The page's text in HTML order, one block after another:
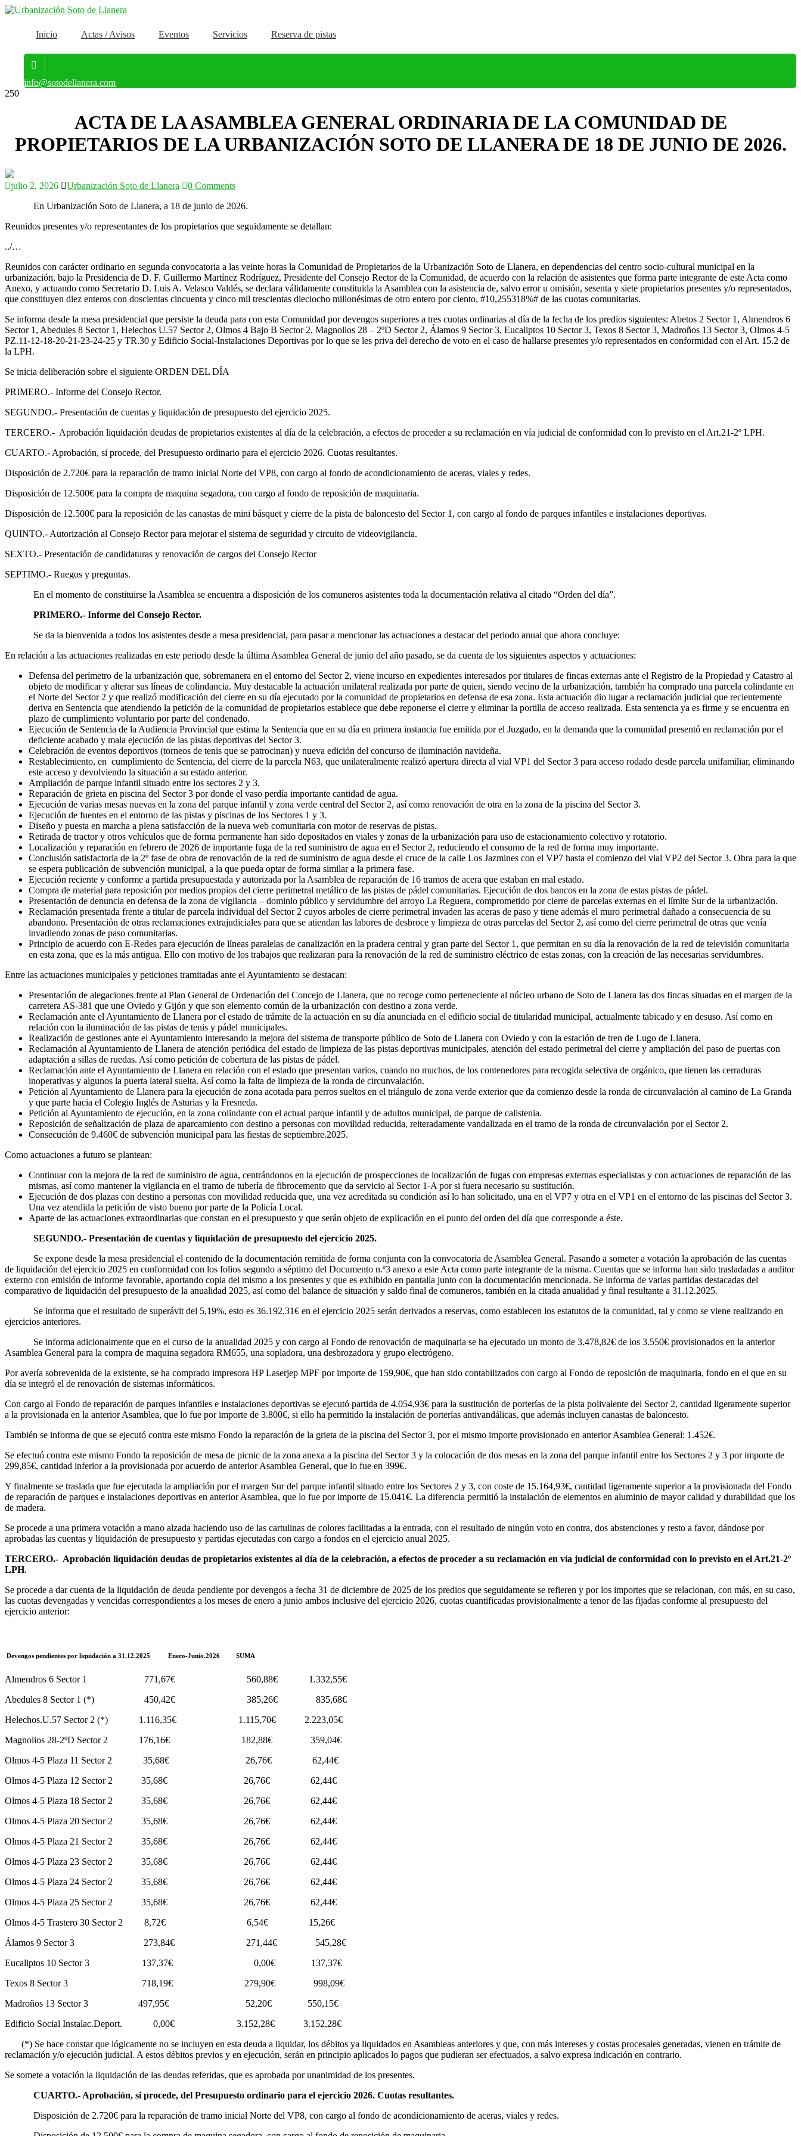
Inicio Actas / Avisos Eventos Servicios Reserva de pistas
info@sotodellanera.com
250
ACTA DE LA ASAMBLEA GENERAL ORDINARIA DE LA COMUNIDAD DE
PROPIETARIOS DE LA URBANIZACIÓN SOTO DE LLANERA DE 18 DE JUNIO DE 2026.
julio 2, 2026 Urbanización Soto de Llanera
0 Comments
En Urbanización Soto de Llanera, a 18 de junio de 2026.
Reunidos presentes y/o representantes de los propietarios que seguidamente se detallan:
../…
Reunidos con carácter ordinario en segunda convocatoria a las veinte horas la Comunidad de Propietarios de la Urbanización Soto de Llanera, en dependencias del centro socio-cultural municipal en la
urbanización, bajo la Presidencia de D. F. Guillermo Martínez Rodríguez, Presidente del Consejo Rector de la Comunidad, de acuerdo con la relación de asistentes que forma parte integrante de este Acta como
Anexo, y actuando como Secretario D. Luis A. Velasco Valdés, se declara válidamente constituida la Asamblea con la asistencia de, salvo error u omisión, sesenta y siete propietarios presentes y/o representados,
que constituyen diez enteros con doscientas cincuenta y cinco mil trescientas dieciocho millonésimas de otro entero por ciento, #10,255318%# de las cuotas comunitarias.
Se informa desde la mesa presidencial que persiste la deuda para con esta Comunidad por devengos superiores a tres cuotas ordinarias al día de la fecha de los predios siguientes: Abetos 2 Sector 1, Almendros 6
Sector 1, Abedules 8 Sector 1, Helechos U.57 Sector 2, Olmos 4 Bajo B Sector 2, Magnolios 28 – 2ºD Sector 2, Álamos 9 Sector 3, Eucaliptos 10 Sector 3, Texos 8 Sector 3, Madroños 13 Sector 3, Olmos 4-5
PZ.11-12-18-20-21-23-24-25 y TR.30 y Edificio Social-Instalaciones Deportivas por lo que se les priva del derecho de voto en el caso de hallarse presentes y/o representados en conformidad con el Art. 15.2 de
la LPH.
Se inicia deliberación sobre el siguiente ORDEN DEL DÍA
PRIMERO.- Informe del Consejo Rector.
SEGUNDO.- Presentación de cuentas y liquidación de presupuesto del ejercicio 2025.
TERCERO.- Aprobación liquidación deudas de propietarios existentes al día de la celebración, a efectos de proceder a su reclamación en vía judicial de conformidad con lo previsto en el Art.21-2º LPH.
CUARTO.- Aprobación, si procede, del Presupuesto ordinario para el ejercicio 2026. Cuotas resultantes.
Disposición de 2.720€ para la reparación de tramo inicial Norte del VP8, con cargo al fondo de acondicionamiento de aceras, viales y redes.
Disposición de 12.500€ para la compra de maquina segadora, con cargo al fondo de reposición de maquinaria.
Disposición de 12.500€ para la reposición de las canastas de mini básquet y cierre de la pista de baloncesto del Sector 1, con cargo al fondo de parques infantiles e instalaciones deportivas.
QUINTO.- Autorización al Consejo Rector para mejorar el sistema de seguridad y circuito de videovigilancia.
SEXTO.- Presentación de candidaturas y renovación de cargos del Consejo Rector
SEPTIMO.- Ruegos y preguntas.
En el momento de constituirse la Asamblea se encuentra a disposición de los comuneros asistentes toda la documentación relativa al citado “Orden del día”.
PRIMERO.- Informe del Consejo Rector.
Se da la bienvenida a todos los asistentes desde a mesa presidencial, para pasar a mencionar las actuaciones a destacar del periodo anual que ahora concluye:
En relación a las actuaciones realizadas en este periodo desde la última Asamblea General de junio del año pasado, se da cuenta de los siguientes aspectos y actuaciones:
Defensa del perímetro de la urbanización que, sobremanera en el entorno del Sector 2, viene incurso en expedientes interesados por titulares de fincas externas ante el Registro de la Propiedad y Catastro al
objeto de modificar y alterar sus líneas de colindancia. Muy destacable la actuación unilateral realizada por parte de quien, siendo vecino de la urbanización, también ha comprado una parcela colindante en
el Norte del Sector 2 y que realizó modificación del cierre en su día ejecutado por la comunidad de propietarios en defensa de esa zona. Esta actuación dio lugar a reclamación judicial que recientemente
deriva en Sentencia que atendiendo la petición de la comunidad de propietarios establece que debe reponerse el cierre y eliminar la portilla de acceso realizada. Esta sentencia ya es firme y se encuentra en
plazo de cumplimiento voluntario por parte del condenado.
Ejecución de Sentencia de la Audiencia Provincial que estima la Sentencia que en su día en primera instancia fue emitida por el Juzgado, en la demanda que la comunidad presentó en reclamación por el
deficiente acabado y mala ejecución de las pistas deportivas del Sector 3.
Celebración de eventos deportivos (torneos de tenis que se patrocinan) y nueva edición del concurso de iluminación navideña.
Restablecimiento, en cumplimiento de Sentencia, del cierre de la parcela N63, que unilateralmente realizó apertura directa al vial VP1 del Sector 3 para acceso rodado desde parcela unifamiliar, eliminando
este acceso y devolviendo la situación a su estado anterior.
Ampliación de parque infantil situado entre los sectores 2 y 3.
Reparación de grieta en piscina del Sector 3 por donde el vaso perdía importante cantidad de agua.
Ejecución de varias mesas nuevas en la zona del parque infantil y zona verde central del Sector 2, así como renovación de otra en la zona de la piscina del Sector 3.
Ejecución de fuentes en el entorno de las pistas y piscinas de los Sectores 1 y 3.
Diseño y puesta en marcha a plena satisfacción de la nueva web comunitaria con motor de reservas de pistas.
Retirada de tractor y otros vehículos que de forma permanente han sido depositados en viales y zonas de la urbanización para uso de estacionamiento colectivo y rotatorio.
Localización y reparación en febrero de 2026 de importante fuga de la red suministro de agua en el Sector 2, reduciendo el consumo de la red de forma muy importante.
Conclusión satisfactoria de la 2º fase de obra de renovación de la red de suministro de agua desde el cruce de la calle Los Jazmines con el VP7 hasta el comienzo del vial VP2 del Sector 3. Obra para la que
se espera publicación de subvención municipal, a la que pueda optar de forma similar a la primera fase.
Ejecución reciente y conforme a partida presupuestada y autorizada por la Asamblea de reparación de 16 tramos de acera que estaban en mal estado.
Compra de material para reposición por medios propios del cierre perimetral metálico de las pistas de pádel comunitarias. Ejecución de dos bancos en la zona de estas pistas de pádel.
Presentación de denuncia en defensa de la zona de vigilancia – dominio público y servidumbre del arroyo La Reguera, comprometido por cierre de parcelas externas en el límite Sur de la urbanización.
Reclamación presentada frente a titular de parcela individual del Sector 2 cuyos arboles de cierre perimetral invaden las aceras de paso y tiene además el muro perimetral dañado a consecuencia de su
abandono. Presentación de otras reclamaciones extrajudiciales para que se atiendan las labores de desbroce y limpieza de otras parcelas del Sector 2, así como del cierre perimetral de otras que venía
invadiendo zonas de paso comunitarias.
Principio de acuerdo con E-Redes para ejecución de líneas paralelas de canalización en la pradera central y gran parte del Sector 1, que permitan en su día la renovación de la red de televisión comunitaria
en esta zona, que es la más antigua. Ello con motivo de los trabajos que realizaran para la renovación de la red de suministro eléctrico de estas zonas, con la creación de las necesarias servidumbres.
Entre las actuaciones municipales y peticiones tramitadas ante el Ayuntamiento se destacan:
Presentación de alegaciones frente al Plan General de Ordenación del Concejo de Llanera, que no recoge como perteneciente al núcleo urbano de Soto de Llanera las dos fincas situadas en el margen de la
carretera AS-381 que une Oviedo y Gijón y que son elemento común de la urbanización con destino a zona verde.
Reclamación ante el Ayuntamiento de Llanera por el estado de trámite de la actuación en su día anunciada en el edificio social de titularidad municipal, actualmente tabicado y en desuso. Así como en
relación con la iluminación de las pistas de tenis y pádel municipales.
Realización de gestiones ante el Ayuntamiento interesando la mejora del sistema de transporte público de Soto de Llanera con Oviedo y con la estación de tren de Lugo de Llanera.
Reclamación al Ayuntamiento de Llanera de atención periódica del estado de limpieza de las pistas deportivas municipales, atención del estado perimetral del cierre y ampliación del paso de puertas con
adaptación a sillas de ruedas. Así como petición de cobertura de las pistas de pádel.
Reclamación ante el Ayuntamiento de Llanera en relación con el estado que presentan varios, cuando no muchos, de los contenedores para recogida selectiva de orgánico, que tienen las cerraduras
inoperativas y algunos la puerta lateral suelta. Así como la falta de limpieza de la ronda de circunvalación.
Petición al Ayuntamiento de Llanera para la ejecución de zona acotada para perros sueltos en el triángulo de zona verde exterior que da comienzo desde la ronda de circunvalación al camino de La Granda
y que parte hacia el Colegio Inglés de Asturias y la Fresneda.
Petición al Ayuntamiento de ejecución, en la zona colindante con el actual parque infantil y de adultos municipal, de parque de calistenia.
Reposición de señalización de plaza de aparcamiento con destino a personas con movilidad reducida, reiteradamente vandalizada en el tramo de la ronda de circunvalación por el Sector 2.
Consecución de 9.460€ de subvención municipal para las fiestas de septiembre.2025.
Como actuaciones a futuro se plantean:
Continuar con la mejora de la red de suministro de agua, centrándonos en la ejecución de prospecciones de localización de fugas con empresas externas especialistas y con actuaciones de reparación de las
mismas, así como mantener la vigilancia en el tramo de tubería de fibrocemento que da servicio al Sector 1-A por si fuera necesario su sustitución.
Ejecución de dos plazas con destino a personas con movilidad reducida que, una vez acreditada su condición así lo han solicitado, una en el VP7 y otra en el VP1 en el entorno de las piscinas del Sector 3.
Una vez atendida la petición de visto bueno por parte de la Policía Local.
Aparte de las actuaciones extraordinarias que constan en el presupuesto y que serán objeto de explicación en el punto del orden del día que corresponde a éste.
SEGUNDO.- Presentación de cuentas y liquidación de presupuesto del ejercicio 2025.
Se expone desde la mesa presidencial el contenido de la documentación remitida de forma conjunta con la convocatoria de Asamblea General. Pasando a someter a votación la aprobación de las cuentas
de liquidación del ejercicio 2025 en conformidad con los folios segundo a séptimo del Documento n.º3 anexo a este Acta como parte integrante de la misma. Cuentas que se informa han sido trasladadas a auditor
externo con emisión de informe favorable, aportando copia del mismo a los presentes y que es exhibido en pantalla junto con la documentación mencionada. Se informa de varias partidas destacadas del
comparativo de liquidación del presupuesto de la anualidad 2025, así como del balance de situación y saldo final de comuneros, también en la citada anualidad y final resultante a 31.12.2025.
Se informa que el resultado de superávit del 5,19%, esto es 36.192,31€ en el ejercicio 2025 serán derivados a reservas, como establecen los estatutos de la comunidad, tal y como se viene realizando en
ejercicios anteriores.
Se informa adicionalmente que en el curso de la anualidad 2025 y con cargo al Fondo de renovación de maquinaria se ha ejecutado un monto de 3.478,82€ de los 3.550€ provisionados en la anterior
Asamblea General para la compra de maquina segadora RM655, una sopladora, una desbrozadora y grupo electrógeno.
Por avería sobrevenida de la existente, se ha comprado impresora HP Laserjep MPF por importe de 159,90€, que han sido contabilizados con cargo al Fondo de reposición de maquinaria, fondo en el que en su
día se integró el de renovación de sistemas informáticos.
Con cargo al Fondo de reparación de parques infantiles e instalaciones deportivas se ejecutó partida de 4.054,93€ para la sustitución de porterías de la pista polivalente del Sector 2, cantidad ligeramente superior
a la provisionada en la anterior Asamblea, que lo fue por importe de 3.800€, si ello ha permitido la instalación de porterías antivandálicas, que además incluyen canastas de baloncesto.
También se informa de que se ejecutó contra este mismo Fondo la reparación de la grieta de la piscina del Sector 3, por el mismo importe provisionado en anterior Asamblea General: 1.452€.
Se efectuó contra este mismo Fondo la reposición de mesa de picnic de la zona anexa a la piscina del Sector 3 y la colocación de dos mesas en la zona del parque infantil entre los Sectores 2 y 3 por importe de
299,85€, cantidad inferior a la provisionada por acuerdo de anterior Asamblea General, que lo fue en 399€.
Y finalmente se traslada que fue ejecutada la ampliación por el margen Sur del parque infantil situado entre los Sectores 2 y 3, con coste de 15.164,93€, cantidad ligeramente superior a la provisionada del Fondo
de reparación de parques e instalaciones deportivas en anterior Asamblea, que lo fue por importe de 15.041€. La diferencia permitió la instalación de elementos en aluminio de mayor calidad y durabilidad que los
de madera.
Se procede a una primera votación a mano alzada haciendo uso de las cartulinas de colores facilitadas a la entrada, con el resultado de ningún voto en contra, dos abstenciones y resto a favor, dándose por
aprobadas las cuentas y liquidación de presupuesto y partidas ejecutadas con cargo a fondos en el ejercicio anual 2025.
TERCERO.- Aprobación liquidación deudas de propietarios existentes al día de la celebración, a efectos de proceder a su reclamación en vía judicial de conformidad con lo previsto en el Art.21-2º
LPH.
Se procede a dar cuenta de la liquidación de deuda pendiente por devengos a fecha 31 de diciembre de 2025 de los predios que seguidamente se refieren y por los importes que se relacionan, con más, en su caso,
las cuotas devengadas y vencidas correspondientes a los meses de enero a junio ambos inclusive del ejercicio 2026, cuotas cuantificadas provisionalmente a tenor de las fijadas conforme al presupuesto del
ejercicio anterior:
Devengos pendientes por liquidación a 31.12.2025 Enero-Junio.2026 SUMA
Almendros 6 Sector 1 771,67€ 560,88€ 1.332,55€
Abedules 8 Sector 1 (*) 450,42€ 385,26€ 835,68€
Helechos.U.57 Sector 2 (*) 1.116,35€ 1.115,70€ 2.223,05€
Magnolios 28-2ºD Sector 2 176,16€ 182,88€ 359,04€
Olmos 4-5 Plaza 11 Sector 2 35,68€ 26,76€ 62,44€
Olmos 4-5 Plaza 12 Sector 2 35,68€ 26,76€ 62,44€
Olmos 4-5 Plaza 18 Sector 2 35,68€ 26,76€ 62,44€
Olmos 4-5 Plaza 20 Sector 2 35,68€ 26,76€ 62,44€
Olmos 4-5 Plaza 21 Sector 2 35,68€ 26,76€ 62,44€
Olmos 4-5 Plaza 23 Sector 2 35,68€ 26,76€ 62,44€
Olmos 4-5 Plaza 24 Sector 2 35,68€ 26,76€ 62,44€
Olmos 4-5 Plaza 25 Sector 2 35,68€ 26,76€ 62,44€
Olmos 4-5 Trastero 30 Sector 2 8,72€ 6,54€ 15,26€
Álamos 9 Sector 3 273,84€ 271,44€ 545,28€
Eucaliptos 10 Sector 3 137,37€ 0,00€ 137,37€
Texos 8 Sector 3 718,19€ 279,90€ 998,09€
Madroños 13 Sector 3 497,95€ 52,20€ 550,15€
Edificio Social Instalac.Deport. 0,00€ 3.152,28€ 3.152,28€
(*) Se hace constar que lógicamente no se incluyen en esta deuda a liquidar, los débitos ya liquidados en Asambleas anteriores y que, con más intereses y costas procesales generadas, vienen en trámite de
reclamación y/o ejecución judicial. A estos débitos previos y en ejecución, serán en principio aplicados lo pagos que pudieran ser efectuados, a salvo expresa indicación en contrario.
Se somete a votación la liquidación de las deudas referidas, que es aprobada por unanimidad de los presentes.
CUARTO.- Aprobación, si procede, del Presupuesto ordinario para el ejercicio 2026. Cuotas resultantes.
Disposición de 2.720€ para la reparación de tramo inicial Norte del VP8, con cargo al fondo de acondicionamiento de aceras, viales y redes.